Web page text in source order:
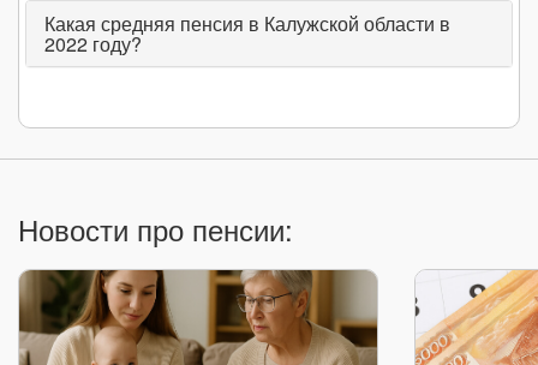
апрель 2022
13 850₽↑ (+0.59% | +81₽) 17 804₽
март 2022
Какая средняя пенсия в Калужской области в
2022 году?
Новости про пенсии: